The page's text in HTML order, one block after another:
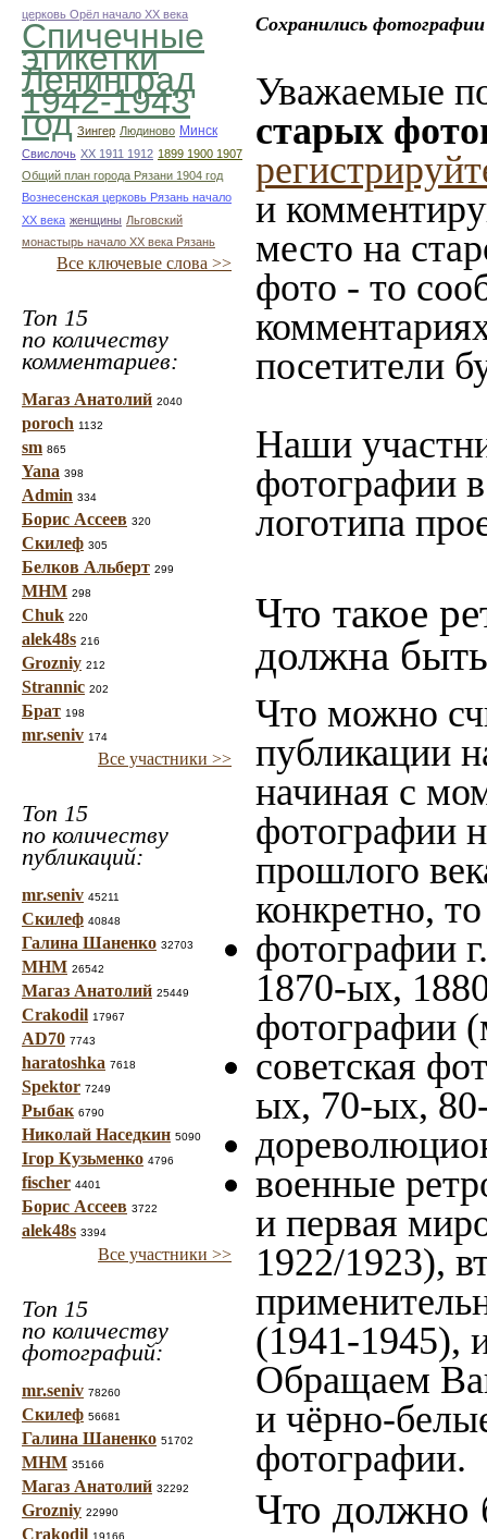
церковь Орёл начало ХХ века
Спичечные
этикетки
Ленинград
1942-1943
год Зингер Людиново Минск
Свислочь XX 1911 1912 1899 1900 1907
Общий план города Рязани 1904 год
Вознесенская церковь Рязань начало
ХХ века женщины Льговский
монастырь начало ХХ века Рязань
Все ключевые слова >>
Топ 15
по количеству
комментариев:
Магаз Анатолий 2040
poroch 1132
sm 865
Yana 398
Admin 334
Борис Ассеев 320
Скилеф 305
Белков Альберт 299
МНМ 298
Chuk 220
alek48s 216
Grozniy 212
Strannic 202
Брат 198
mr.seniv 174
Все участники >>
Топ 15
по количеству
публикаций:
mr.seniv 45211
Скилеф 40848
Галина Шаненко 32703
МНМ 26542
Магаз Анатолий 25449
Crakodil 17967
AD70 7743
haratoshka 7618
Spektor 7249
Рыбак 6790
Николай Наседкин 5090
Ігор Кузьменко 4796
fischer 4401
Борис Ассеев 3722
alek48s 3394
Все участники >>
Топ 15
по количеству
фотографий:
mr.seniv 78260
Скилеф 56681
Галина Шаненко 51702
МНМ 35166
Магаз Анатолий 32292
Grozniy 22990
Crakodil 19166
Сохранились
Уважаемые
старых
и
место на
фото - то
посетители
Наши
фотографии
логотипа
Что такое
должна
Что можно
публикации
начиная c
фотографии
прошлого
конкретно,
фотографии
1870-ых,
фотографии
советская
ых, 70-ых,
военные
и первая
1922/1923),
(1941-1945),
Обращаем
и чёрно-
фотографии.
Что должно